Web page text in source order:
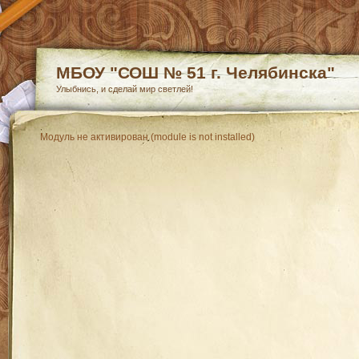
МБОУ "СОШ № 51 г. Челябинска"
Улыбнись, и сделай мир светлей!
Модуль не активирован (module is not installed)